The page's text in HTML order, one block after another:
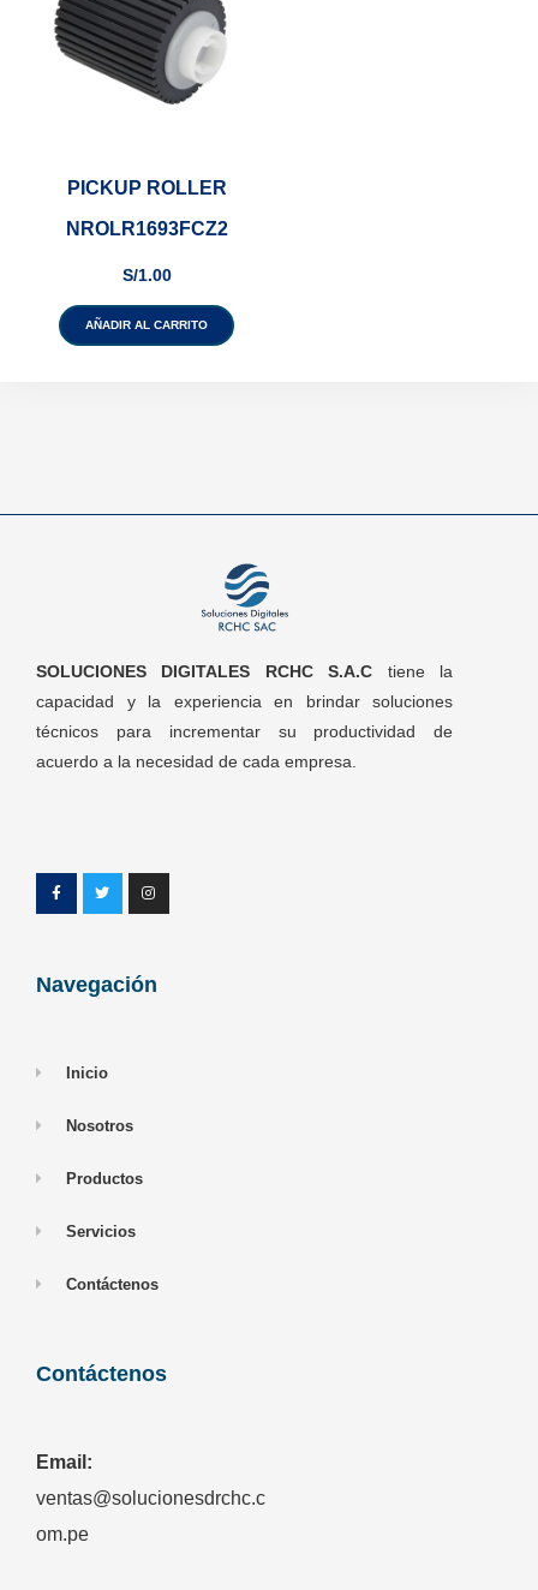
PICKUP ROLLER
NROLR1693FCZ2
S/1.00
AÑADIR AL CARRITO
SOLUCIONES DIGITALES RCHC S.A.C tiene la
capacidad y la experiencia en brindar soluciones
técnicos para incrementar su productividad de
acuerdo a la necesidad de cada empresa.
Navegación
Inicio
Nosotros
Productos
Servicios
Contáctenos
Contáctenos
Email:
ventas@solucionesdrchc.c
om.pe